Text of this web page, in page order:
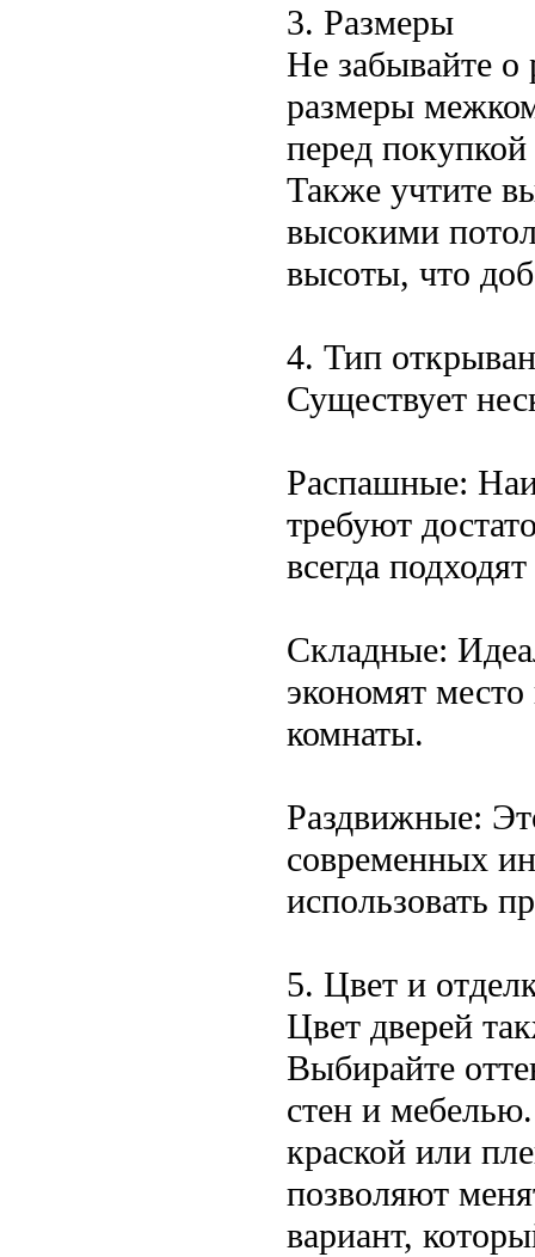
3. Размеры
Не забывайте о
размеры
перед
Также учтите
высокими
высоты, что
4. Тип
Существует
Распашные:
требуют
всегда
Складные:
экономят
комнаты.
Раздвижные:
современных
использовать
5. Цвет и
Цвет дверей
Выбирайте
стен и
краской или
позволяют
вариант,